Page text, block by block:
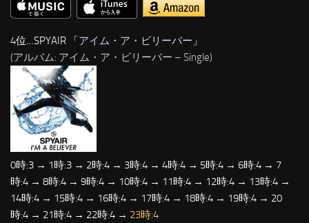
4位…SPYAIR 「アイム・ア・ビリーバー 」
(アルバム: アイム・ア・ビリーバー – Single)
0時:3 → 1時:3 → 2時:4 → 3時:4 → 4時:4 → 5時:4 → 6時:4 → 7
時:4 → 8時:4 → 9時:4 → 10時:4 → 11時:4 → 12時:4 → 13時:4 →
14時:4 → 15時:4 → 16時:4 → 17時:4 → 18時:4 → 19時:4 → 20
時:4 → 21時:4 → 22時:4 → 23時:4